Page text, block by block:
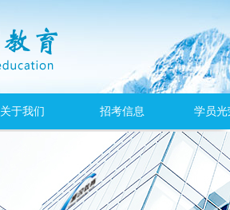
关于我们 招考信息 学员光